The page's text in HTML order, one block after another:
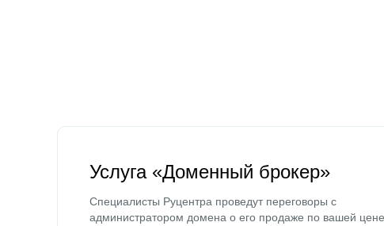
Услуга «Доменный брокер»
Специалисты Руцентра проведут переговоры с
администратором домена о его продаже по вашей цене